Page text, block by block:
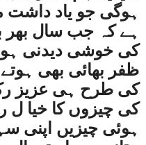
ہوگی جو یاد داشت
ہے کہ جب سال بھر
کی خوشی دیدنی
ظفر بھائی بھی
کی طرح ہی عزیز
کی چیزوں کا خیا ل
ہوئی چیزیں اپنی